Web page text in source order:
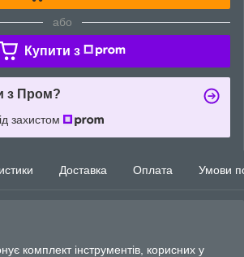
або
Купити з
з Пром?
захистом
Доставка Оплата Умови
комплект інструментів, корисних у